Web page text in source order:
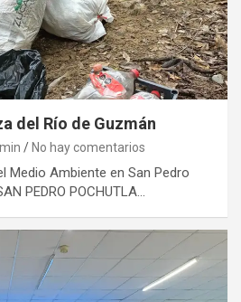
del Río de Guzmán
No hay comentarios
Medio Ambiente en San Pedro
PEDRO POCHUTLA…